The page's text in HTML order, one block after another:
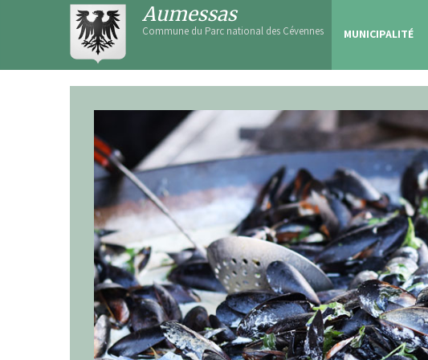
Aumessas
Commune du Parc national des Cévennes MUNICIPALITÉ